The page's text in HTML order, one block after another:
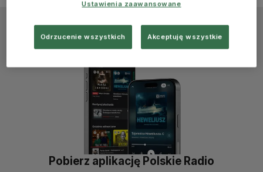
Pobierz aplikację Polskie Radio
Ustawienia zaawansowane
Odrzucenie wszystkich Akceptuję wszystkie